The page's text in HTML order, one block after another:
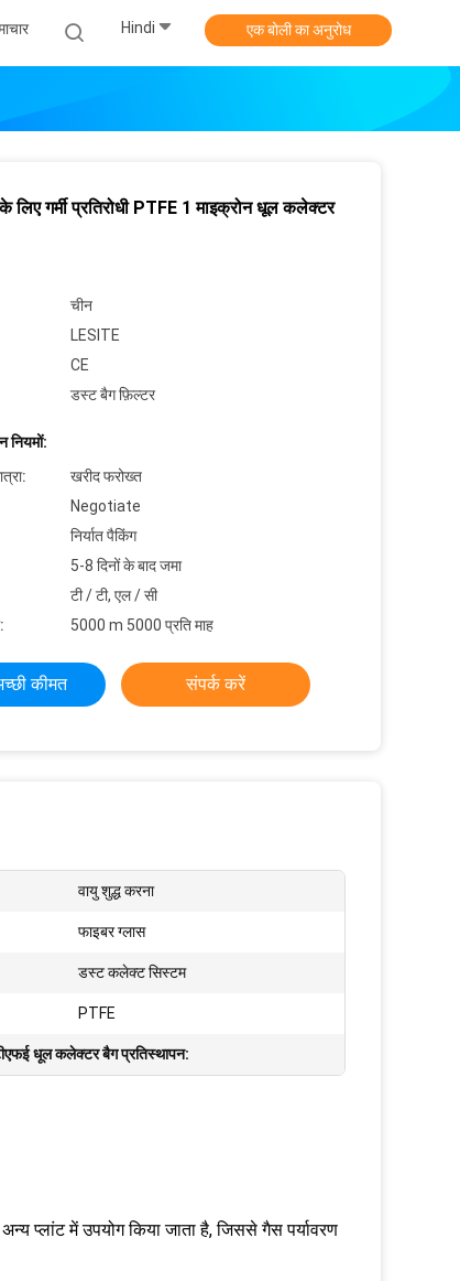
Hindi एक बोली का अनुरोध
के लिए गर्मी प्रतिरोधी PTFE 1 माइक्रोन धूल कलेक्टर
चीन
LESITE
CE
डस्ट बैग फ़िल्टर
नियमों:
खरीद फरोख्त
Negotiate
निर्यात पैकिंग
5-8 दिनों के बाद जमा
टी / टी, एल / सी
5000 m 5000 प्रति माह
कीमत संपर्क करें
वायु शुद्ध करना
फाइबर ग्लास
डस्ट कलेक्ट सिस्टम
PTFE
धूल कलेक्टर बैग प्रतिस्थापन:
प्लांट में उपयोग किया जाता है, जिससे गैस पर्यावरण